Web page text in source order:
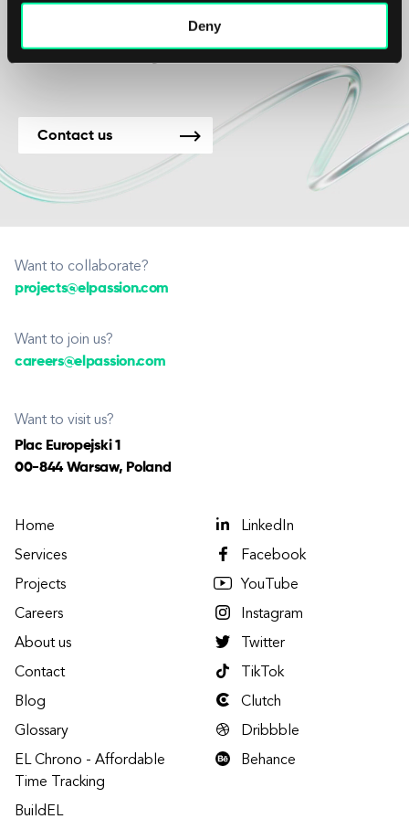
Deny
nye prosjekter.
Contact us
Want to collaborate?
projects@elpassion.com
Want to join us?
careers@elpassion.com
Want to visit us?
Plac Europejski 1
00-844 Warsaw, Poland
Home
Services
Projects
Careers
About us
Contact
Blog
Glossary
EL Chrono - Affordable
Time Tracking
BuildEL
LinkedIn
Facebook
YouTube
Instagram
Twitter
TikTok
Clutch
Dribbble
Behance